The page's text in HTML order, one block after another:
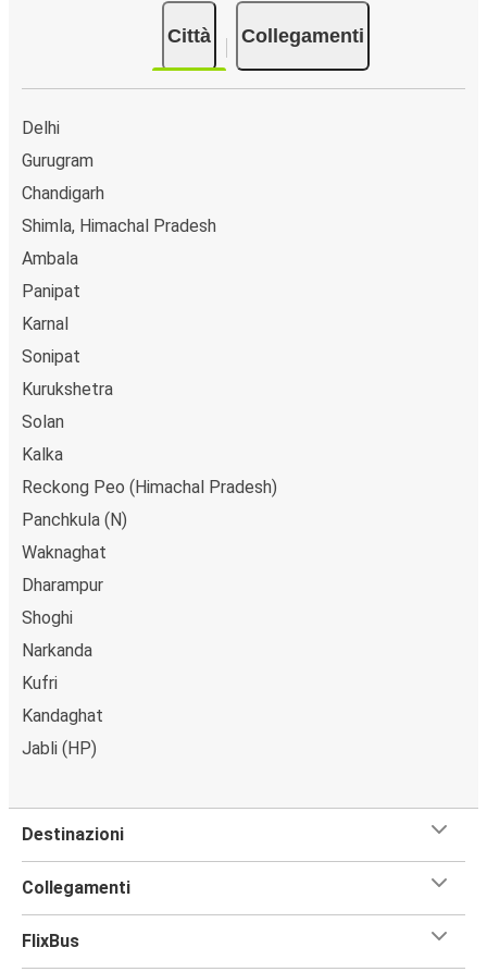
Città Collegamenti
Delhi
Gurugram
Chandigarh
Shimla, Himachal Pradesh
Ambala
Panipat
Karnal
Sonipat
Kurukshetra
Solan
Kalka
Reckong Peo (Himachal Pradesh)
Panchkula (N)
Waknaghat
Dharampur
Shoghi
Narkanda
Kufri
Kandaghat
Jabli (HP)
Destinazioni
Collegamenti
FlixBus